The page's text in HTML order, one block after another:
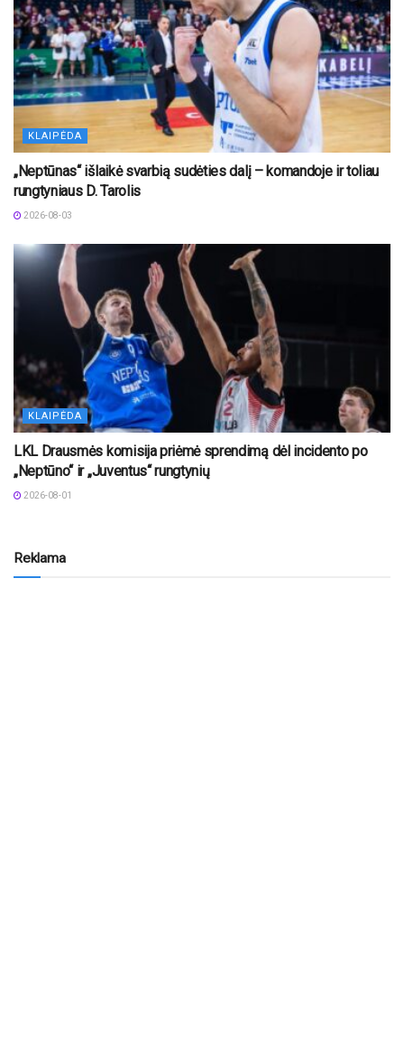
KLAIPĖDA
„Neptūnas“ išlaikė svarbią sudėties dalį – komandoje ir toliau
rungtyniaus D. Tarolis
2026-08-03
KLAIPĖDA
LKL Drausmės komisija priėmė sprendimą dėl incidento po
„Neptūno“ ir „Juventus“ rungtynių
2026-08-01
Reklama